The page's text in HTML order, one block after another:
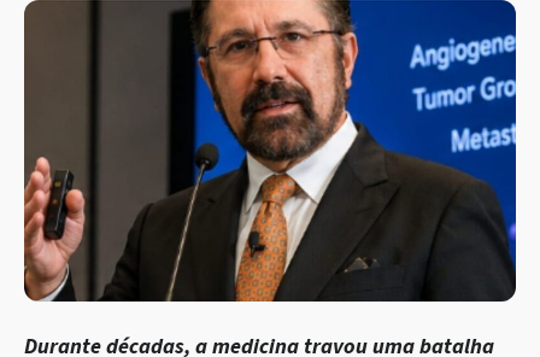
Durante décadas, a medicina travou uma batalha